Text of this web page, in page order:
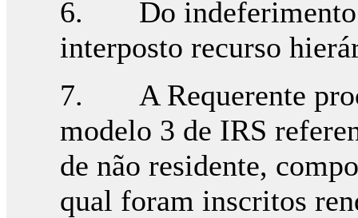
6. Do indeferimento
interposto recurso
7. A Requerente
modelo 3 de IRS
de não residente,
qual foram inscritos